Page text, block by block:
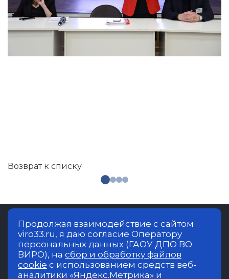
Возврат к списку
Владимирский институт развития
образования имени Л.И.Новиковой.
Образовательная деятельность в
учреждении осуществляется на русском
Продолжая взаимодействие с сайтом
viro33.ru, я даю согласие Оператору
персональных данных (ГАОУ ДПО ВО
ВИРО), на сбор и обработку файлов
cookie с использованием средств веб-
аналитики «Яндекс.Метрика» и